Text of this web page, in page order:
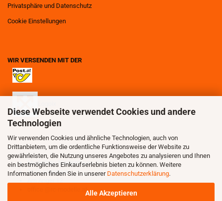
Diese Webseite verwendet Cookies und andere
Technologien
Wir verwenden Cookies und ähnliche Technologien, auch von
Drittanbietern, um die ordentliche Funktionsweise der Website zu
gewährleisten, die Nutzung unseres Angebotes zu analysieren und Ihnen
ein bestmögliches Einkaufserlebnis bieten zu können. Weitere
Informationen finden Sie in unserer Datenschutzerklärung.
Alle Akzeptieren
Privatsphäre und Datenschutz
Cookie Einstellungen
WIR VERSENDEN MIT DER
Modellbau Niedermayer OG
3123 Kleinhain
office @rc-modelle.at